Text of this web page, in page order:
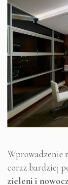
Wprowadzenie
coraz bardziej
zieleni i